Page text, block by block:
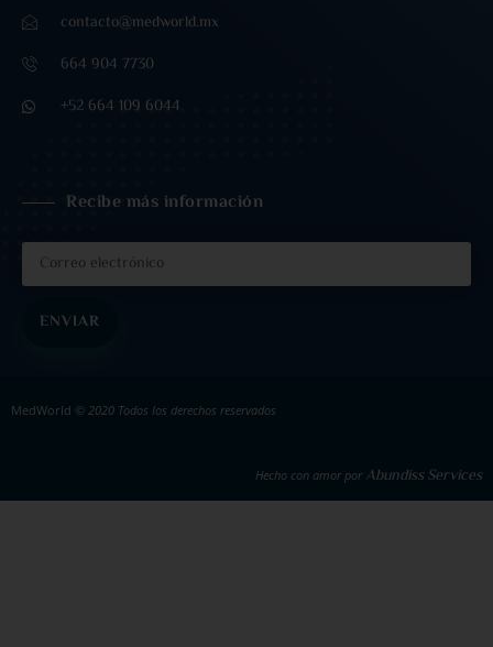
contacto@medworld.mx
664 904 7730
+52 664 109 6044
Recibe más información
ENVIAR
MedWorld © 2020 Todos los derechos reservados
Hecho con amor por Abundiss Services